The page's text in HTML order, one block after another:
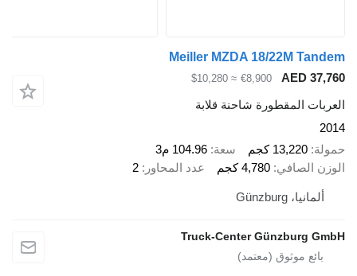
Meiller MZDA 18/22M Tandem
AED 37,760
€8,900
≈ $10,280
العربات المقطورة شاحنة قلابة
2014
حمولة 13,220 كجم سعة 104.96 م3
الوزن الصافي 4,780 كجم عدد المحاور 2
ألمانيا، Günzburg
Truck-Center Günzburg GmbH